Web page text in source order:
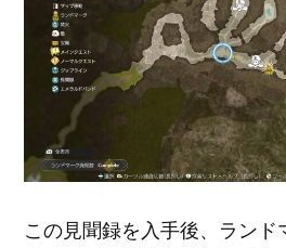
この見聞録を入手後、ランド